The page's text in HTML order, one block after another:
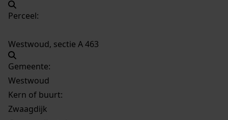
Perceel:
Westwoud, sectie A 463
Gemeente:
Westwoud
Kern of buurt:
Zwaagdijk